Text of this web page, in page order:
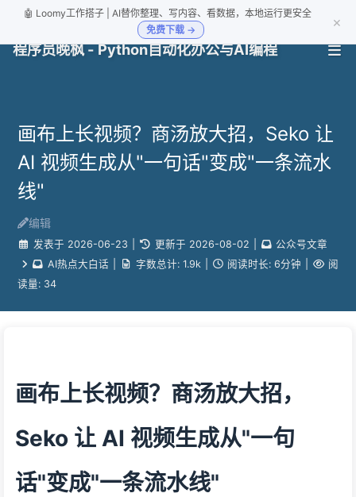
🤖 Loomy工作搭子 | AI替你整理、写内容、看数据，本地运行更安全
免费下载 →
×
程序员晚枫 - Python自动化办公与AI编程
画布上长视频？商汤放大招，Seko 让
AI 视频生成从"一句话"变成"一条流水
线"
编辑
发表于 2026-06-23 更新于 2026-08-02
公众号文章
AI热点大白话
字数总计: 1.9k 阅读时长: 6分钟
阅
读量: 34
画布上长视频？商汤放大招，
Seko 让 AI 视频生成从"一句
话"变成"一条流水线"